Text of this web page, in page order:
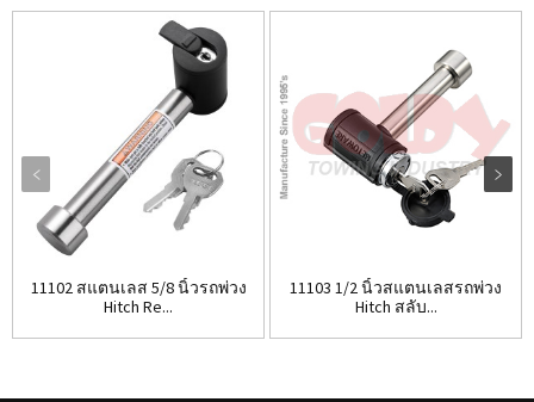
11102 สแตนเลส 5/8 นิ้วรถพ่วง
Hitch Re...
11103 1/2 นิ้วสแตนเลสรถพ่วง
Hitch สลับ...